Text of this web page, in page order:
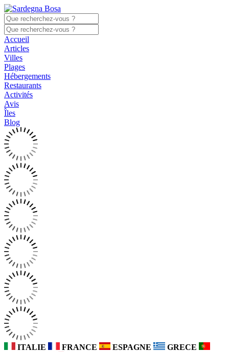
Accueil
Articles
Villes
Plages
Hébergements
Restaurants
Activités
Avis
Îles
Blog
ITALIE FRANCE ESPAGNE
GRECE